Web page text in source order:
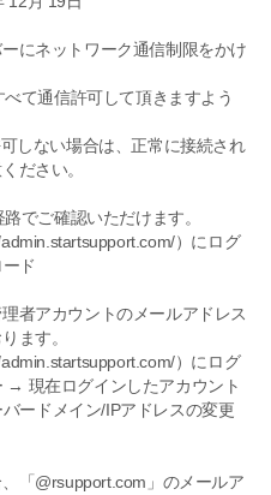
にネットワーク通信制限をかけ
て通信許可して頂きますよう
しない場合は、正常に接続され
ださい。
でご確認いただけます。
）にログ
ド
者アカウントのメールアドレス
ます。
）にログ
現在ログインしたアカウント
ードメイン/IPアドレスの変更
「@rsupport.com」のメールア